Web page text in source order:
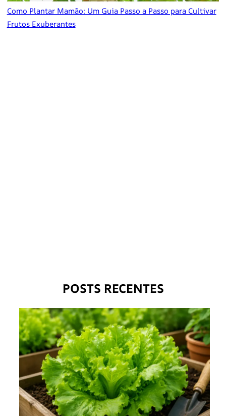
Como Plantar Mamão: Um Guia Passo a Passo para Cultivar
Frutos Exuberantes
POSTS RECENTES